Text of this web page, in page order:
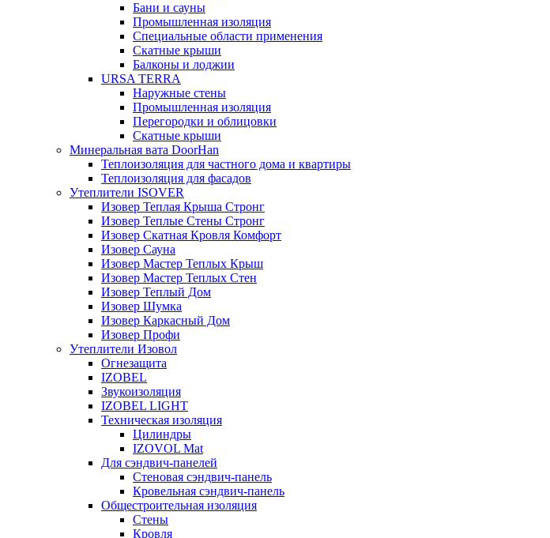
Бани и сауны
Промышленная изоляция
Специальные области применения
Скатные крыши
Балконы и лоджии
URSA TERRA
Наружные стены
Промышленная изоляция
Перегородки и облицовки
Скатные крыши
Минеральная вата DoorHan
Теплоизоляция для частного дома и квартиры
Теплоизоляция для фасадов
Утеплители ISOVER
Изовер Теплая Крыша Стронг
Изовер Теплые Стены Стронг
Изовер Скатная Кровля Комфорт
Изовер Сауна
Изовер Мастер Теплых Крыш
Изовер Мастер Теплых Стен
Изовер Теплый Дом
Изовер Шумка
Изовер Каркасный Дом
Изовер Профи
Утеплители Изовол
Огнезащита
IZOBEL
Звукоизоляция
IZOBEL LIGHT
Техническая изоляция
Цилиндры
IZOVOL Mat
Для сэндвич-панелей
Стеновая сэндвич-панель
Кровельная сэндвич-панель
Общестроительная изоляция
Стены
Кровля